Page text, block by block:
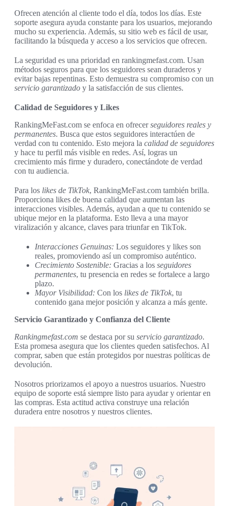
Ofrecen atención al cliente todo el día, todos los días. Este
soporte asegura ayuda constante para los usuarios, mejorando
mucho su experiencia. Además, su sitio web es fácil de usar,
facilitando la búsqueda y acceso a los servicios que ofrecen.
La seguridad es una prioridad en rankingmefast.com. Usan
métodos seguros para que los seguidores sean duraderos y
evitar bajas repentinas. Esto demuestra su compromiso con un
servicio garantizado y la satisfacción de sus clientes.
Calidad de Seguidores y Likes
RankingMeFast.com se enfoca en ofrecerseguidores reales y
permanentes. Busca que estos seguidores interactúen de
verdad con tu contenido. Esto mejora la calidad de seguidores
y hace tu perfil más visible en redes. Así, logras un
crecimiento más firme y duradero, conectándote de verdad
con tu audiencia.
Para los likes de TikTok, RankingMeFast.com también brilla.
Proporciona likes de buena calidad que aumentan las
interacciones visibles. Además, ayudan a que tu contenido se
ubique mejor en la plataforma. Esto lleva a una mayor
viralización y alcance, claves para triunfar en TikTok.
Interacciones Genuinas: Los seguidores y likes son
reales, promoviendo así un compromiso auténtico.
Crecimiento Sostenible: Gracias a los seguidores
permanentes, tu presencia en redes se fortalece a largo
plazo.
Mayor Visibilidad: Con los likes de TikTok, tu
contenido gana mejor posición y alcanza a más gente.
Servicio Garantizado y Confianza del Cliente
Rankingmefast.com se destaca por su servicio garantizado.
Esta promesa asegura que los clientes queden satisfechos. Al
comprar, saben que están protegidos por nuestras políticas de
devolución.
Nosotros priorizamos el apoyo a nuestros usuarios. Nuestro
equipo de soporte está siempre listo para ayudar y orientar en
las compras. Esta actitud activa construye una relación
duradera entre nosotros y nuestros clientes.